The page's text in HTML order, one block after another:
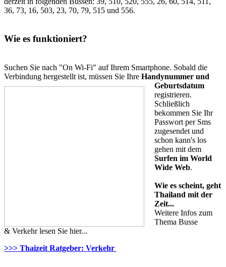
36, 73, 16, 503, 23, 70, 79, 515 und 556.
Wie es funktioniert?
Suchen Sie nach "On Wi-Fi" auf Ihrem Smartphone. Sobald die
Verbindung hergestellt ist, müssen Sie Ihre Handynummer und
Geburtsdatum
registrieren.
Schließlich
bekommen Sie Ihr
Passwort per Sms
zugesendet und
schon kann's los
gehen mit dem
Surfen im World
Wide Web.
Wie es scheint, geht
Thailand mit der
Zeit...
Weitere Infos zum
Thema Busse
& Verkehr lesen Sie hier...
>>> Thaizeit Ratgeber: Verkehr